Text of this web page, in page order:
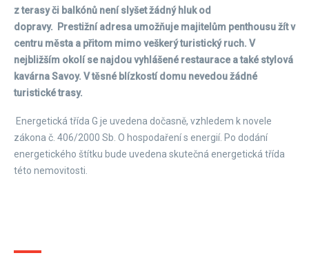
z terasy či balkónů není slyšet žádný hluk od
dopravy. Prestižní adresa umožňuje majitelům penthousu žít v
centru města a přitom mimo veškerý turistický ruch. V
nejbližším okolí se najdou vyhlášené restaurace a také stylová
kavárna Savoy. V těsné blízkostí domu nevedou žádné
turistické trasy.
Energetická třída G je uvedena dočasně, vzhledem k novele
zákona č. 406/2000 Sb. O hospodaření s energií. Po dodání
energetického štítku bude uvedena skutečná energetická třída
této nemovitosti.